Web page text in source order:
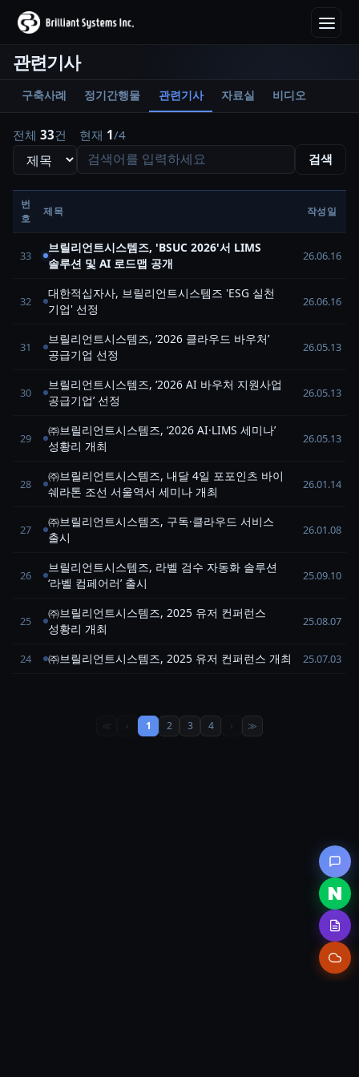
관련기사
구축사례 정기간행물 관련기사 자료실 비디오
전체 33건 현재 1/4
검색
번
호
제목 작성일
33
브릴리언트시스템즈, 'BSUC 2026'서 LIMS
솔루션 및 AI 로드맵 공개
26.06.16
32
대한적십자사, 브릴리언트시스템즈 'ESG 실천
기업' 선정
26.06.16
31
브릴리언트시스템즈, ‘2026 클라우드 바우처’
공급기업 선정
26.05.13
30
브릴리언트시스템즈, ‘2026 AI 바우처 지원사업
공급기업’ 선정
26.05.13
29
㈜브릴리언트시스템즈, ‘2026 AI·LIMS 세미나’
성황리 개최
26.05.13
28
㈜브릴리언트시스템즈, 내달 4일 포포인츠 바이
쉐라톤 조선 서울역서 세미나 개최
26.01.14
27
㈜브릴리언트시스템즈, 구독·클라우드 서비스
출시
26.01.08
26
브릴리언트시스템즈, 라벨 검수 자동화 솔루션
‘라벨 컴페어러’ 출시
25.09.10
25
㈜브릴리언트시스템즈, 2025 유저 컨퍼런스
성황리 개최
25.08.07
24 ㈜브릴리언트시스템즈, 2025 유저 컨퍼런스 개최 25.07.03
≪ ‹ 1 2 3 4 › ≫